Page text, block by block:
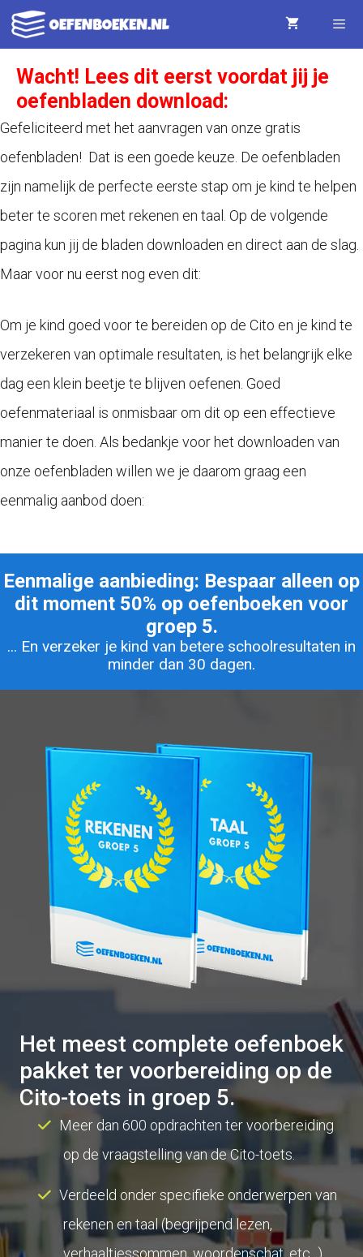
Ga
naar
inhoud
Wacht! Lees dit eerst voordat jij je
oefenbladen download:
Gefeliciteerd met het aanvragen van onze gratis
oefenbladen! Dat is een goede keuze. De oefenbladen
zijn namelijk de perfecte eerste stap om je kind te helpen
beter te scoren met rekenen en taal. Op de volgende
pagina kun jij de bladen downloaden en direct aan de slag.
Maar voor nu eerst nog even dit:
Om je kind goed voor te bereiden op de Cito en je kind te
verzekeren van optimale resultaten, is het belangrijk elke
dag een klein beetje te blijven oefenen. Goed
oefenmateriaal is onmisbaar om dit op een effectieve
manier te doen. Als bedankje voor het downloaden van
onze oefenbladen willen we je daarom graag een
eenmalig aanbod doen:
Eenmalige aanbieding: Bespaar alleen op
dit moment 50% op oefenboeken voor
groep 5.
... En verzeker je kind van betere schoolresultaten in
minder dan 30 dagen.
Het meest complete oefenboek
pakket ter voorbereiding op de
Cito-toets in groep 5.
Meer dan 600 opdrachten ter voorbereiding
op de vraagstelling van de Cito-toets.
Verdeeld onder specifieke onderwerpen van
rekenen en taal (begrijpend lezen,
verhaaltjessommen, woordenschat, etc...).